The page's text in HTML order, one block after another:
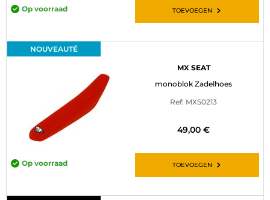
Op voorraad TOEVOEGEN
NOUVEAUTÉ
MX SEAT
monoblok Zadelhoes
Ref: MXS0213
49,00 €
Op voorraad TOEVOEGEN